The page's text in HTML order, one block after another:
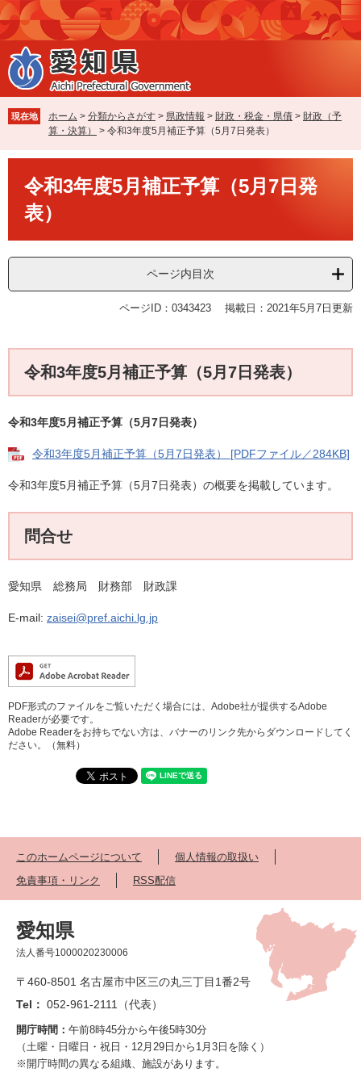
ペ
ー
ジ
の
先
で
す
メ
ニ
ュ
ー
を
ば
し
本
現在地 ホーム > 分類からさがす > 県政情報 > 財政・税金・県債 > 財政（予
算・決算）
> 令和3年度5月補正予算（5月7日発表）
令和3年度5月補正予算（5月7日発
表）
ページ内目次
ページID：0343423 掲載日：2021年5月7日更新
令和3年度5月補正予算（5月7日発表）
令和3年度5月補正予算（5月7日発表）
令和3年度5月補正予算（5月7日発表） [PDFファイル／284KB]
令和3年度5月補正予算（5月7日発表）の概要を掲載しています。
問合せ
愛知県 総務局 財務部 財政課
E-mail: zaisei@pref.aichi.lg.jp
PDF形式のファイルをご覧いただく場合には、Adobe社が提供するAdobe
Readerが必要です。
Adobe Readerをお持ちでない方は、バナーのリンク先からダウンロードしてく
ださい。（無料）
このホームページについて
個人情報の取扱い
免責事項・リンク
RSS配信
愛知県
法人番号1000020230006
〒460-8501 名古屋市中区三の丸三丁目1番2号
Tel： 052-961-2111（代表）
開庁時間： 午前8時45分から午後5時30分
（土曜・日曜日・祝日・12月29日から1月3日を除く）
※開庁時間の異なる組織、施設があります。